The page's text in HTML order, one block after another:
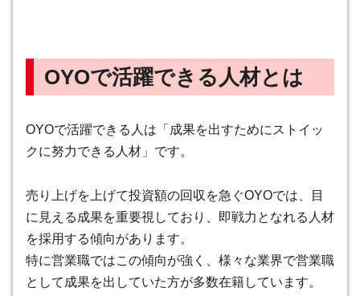
OYOで活躍できる人材とは
OYOで活躍できる人は「成果を出すためにストイッ
クに努力できる人材」です。
売り上げを上げて投資額の回収を急ぐOYOでは、目
に見える成果を重要視しており、即戦力となれる人材
を採用する傾向があります。
特に営業職ではこの傾向が強く、様々な業界で営業職
として成果を出していた方が多数在籍しています。